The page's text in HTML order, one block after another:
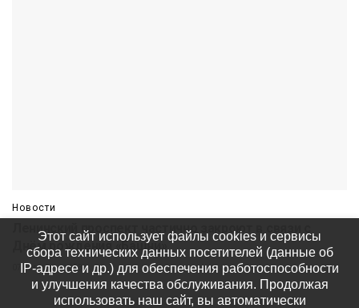
Новости
Ленинский проспект частично закроют в связи с
Днём рождения «Башни»
07 августа 653
Этот сайт использует файлы cookies и сервисы
сбора технических данных посетителей (данные об
IP-адресе и др.) для обеспечения работоспособности
и улучшения качества обслуживания. Продолжая
использовать наш сайт, вы автоматически